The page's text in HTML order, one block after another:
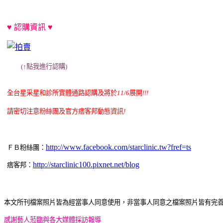
♥ 認購資訊 ♥
(↑點我進行認購)
全台星采星和診所實體通路認購及將於11/6展開!!!
請密切注意粉絲團及官方痞客邦動態資訊!
ＦＢ粉絲團： http://www.facebook.com/starclinic.tw?fref=ts
痞客邦： http://starclinic100.pixnet.net/blog
本文所刊檔案照片皆為經當事人同意使用，非當事人同意之檔案照片皆有完
感謝藝人蒞臨與各大媒體採訪報導